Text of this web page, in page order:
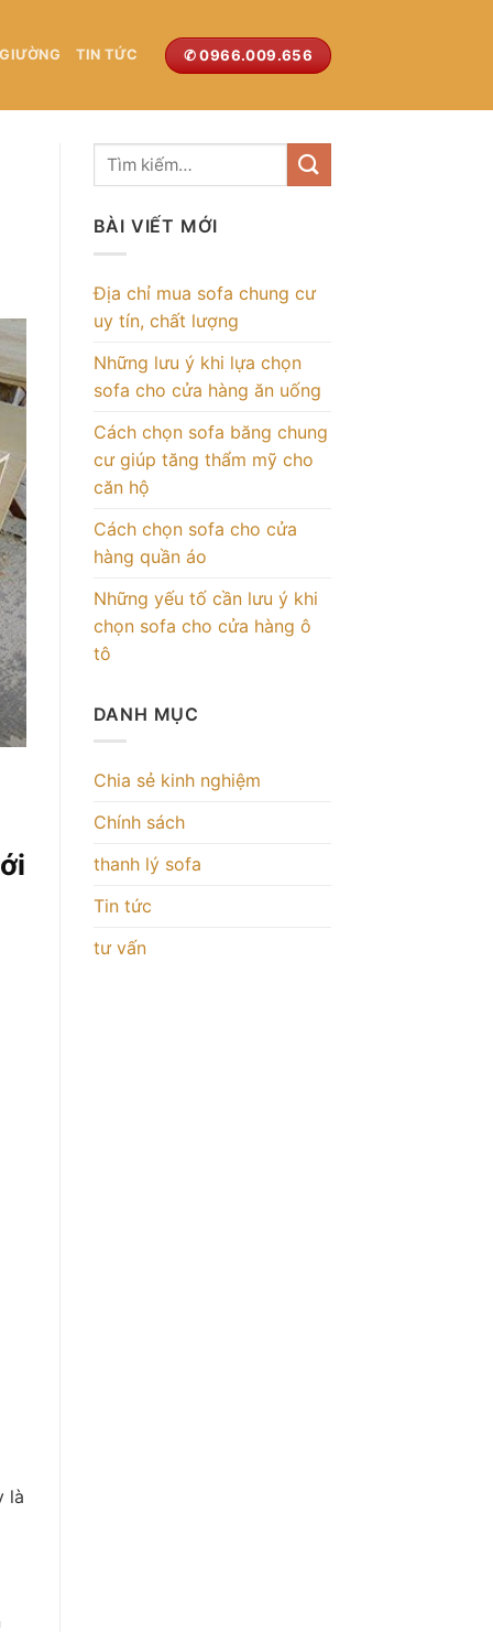
TIN TỨC ✆ 0966.009.656
là
BÀI VIẾT MỚI
Địa chỉ mua sofa chung cư
uy tín, chất lượng
Những lưu ý khi lựa chọn
sofa cho cửa hàng ăn uống
Cách chọn sofa băng chung
cư giúp tăng thẩm mỹ cho
căn hộ
Cách chọn sofa cho cửa
hàng quần áo
Những yếu tố cần lưu ý khi
chọn sofa cho cửa hàng ô
tô
DANH MỤC
Chia sẻ kinh nghiệm
Chính sách
thanh lý sofa
Tin tức
tư vấn